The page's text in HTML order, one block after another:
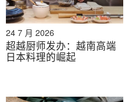
从稻田到碳信用：日本与
24 7 月 2026
超越厨师发办：越南高端
日本料理的崛起